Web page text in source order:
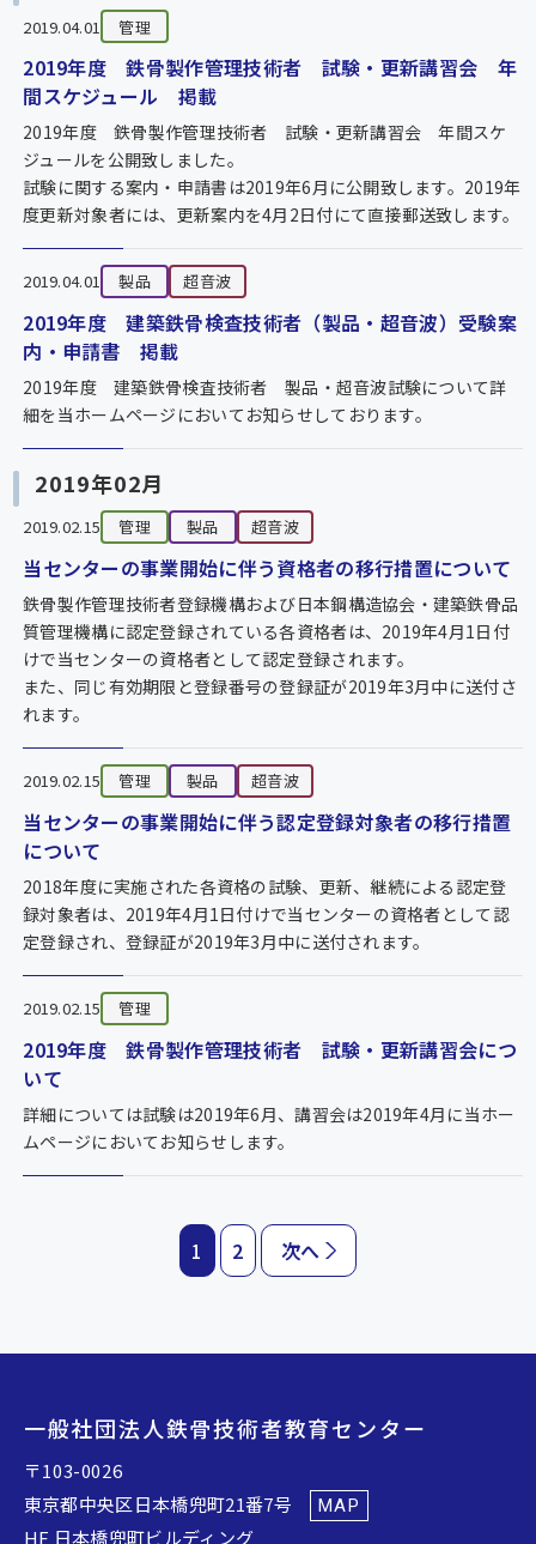
2019.04.01 管理
2019年度 鉄骨製作管理技術者 試験・更新講習会 年
間スケジュール 掲載
2019年度 鉄骨製作管理技術者 試験・更新講習会 年間スケ
ジュールを公開致しました。
試験に関する案内・申請書は2019年6月に公開致します。2019年
度更新対象者には、更新案内を4月2日付にて直接郵送致します。
2019.04.01 製品 超音波
2019年度 建築鉄骨検査技術者（製品・超音波）受験案
内・申請書 掲載
2019年度 建築鉄骨検査技術者 製品・超音波試験について詳
細を当ホームページにおいてお知らせしております。
2019年02月
2019.02.15 管理 製品 超音波
当センターの事業開始に伴う資格者の移行措置について
鉄骨製作管理技術者登録機構および日本鋼構造協会・建築鉄骨品
質管理機構に認定登録されている各資格者は、2019年4月1日付
けで当センターの資格者として認定登録されます。
また、同じ有効期限と登録番号の登録証が2019年3月中に送付さ
れます。
2019.02.15 管理 製品 超音波
当センターの事業開始に伴う認定登録対象者の移行措置
について
2018年度に実施された各資格の試験、更新、継続による認定登
録対象者は、2019年4月1日付けで当センターの資格者として認
定登録され、登録証が2019年3月中に送付されます。
2019.02.15 管理
2019年度 鉄骨製作管理技術者 試験・更新講習会につ
いて
詳細については試験は2019年6月、講習会は2019年4月に当ホー
ムページにおいてお知らせします。
1 2 次へ
一般社団法人鉄骨技術者教育センター
〒103-0026
東京都中央区日本橋兜町21番7号
HF 日本橋兜町ビルディング
MAP